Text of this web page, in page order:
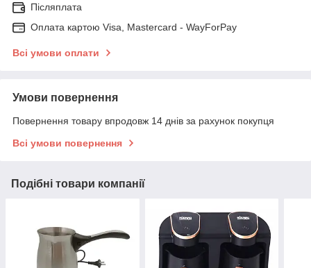
Післяплата
Оплата картою Visa, Mastercard - WayForPay
Всі умови оплати
Умови повернення
Повернення товару впродовж 14 днів за рахунок покупця
Всі умови повернення
Подібні товари компанії